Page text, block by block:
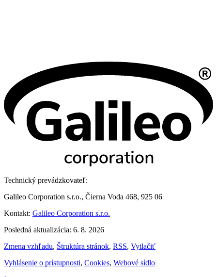
Technický prevádzkovateľ:
Galileo Corporation s.r.o., Čierna Voda 468, 925 06
Kontakt: Galileo Corporation s.r.o.
Posledná aktualizácia: 6. 8. 2026
Zmena vzhľadu, Štruktúra stránok, RSS, Vytlačiť
Vyhlásenie o prístupnosti, Cookies, Webové sídlo